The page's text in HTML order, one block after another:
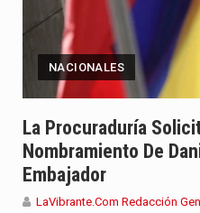
NACIONALES
La Procuraduría
Nombramiento De
Embajador
LaVibrante.Com Redacción